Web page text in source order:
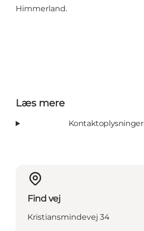
Himmerland.
Læs mere
Kontaktoplysninger
Find vej
Kristiansmindevej 34